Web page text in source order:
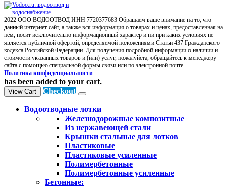
2022 ООО ВОДООТВОД ИНН 7720377683 Обращаем ваше внимание на то, что
данный интернет-сайт, а также вся информация о товарах и ценах, предоставленная на
нём, носит исключительно информационный характер и ни при каких условиях не
является публичной офертой, определяемой положениями Статьи 437 Гражданского
кодекса Российской Федерации. Для получения подробной информации о наличии и
стоимости указанных товаров и (или) услуг, пожалуйста, обращайтесь к менеджеру
сайта с помощью специальной формы связи или по электронной почте.
Политика конфиденциальности
has been added to your cart.
View Cart Checkout
Водоотводные лотки
Железнодорожные композитные
Из нержавеющей стали
Крышки стальные для лотков
Пластиковые
Пластиковые усиленные
Полимербетонные
Полимербетонные усиленные
Бетонные: